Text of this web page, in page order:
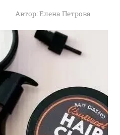
Автор:Елена Петрова